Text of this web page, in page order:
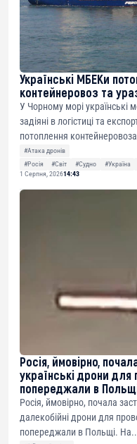
Українські МБЕКи
контейнеровоз та
У Чорному морі українські
задіяні в логістиці та
потоплення
#Атака дронів
#Росія
#Світ #Судно #Україна
1 Серпня, 202614:43
Росія, ймовірно,
українські дрони для
попереджали в
Росія, ймовірно, почала
далекобійні дрони для
попереджали в Польщі.